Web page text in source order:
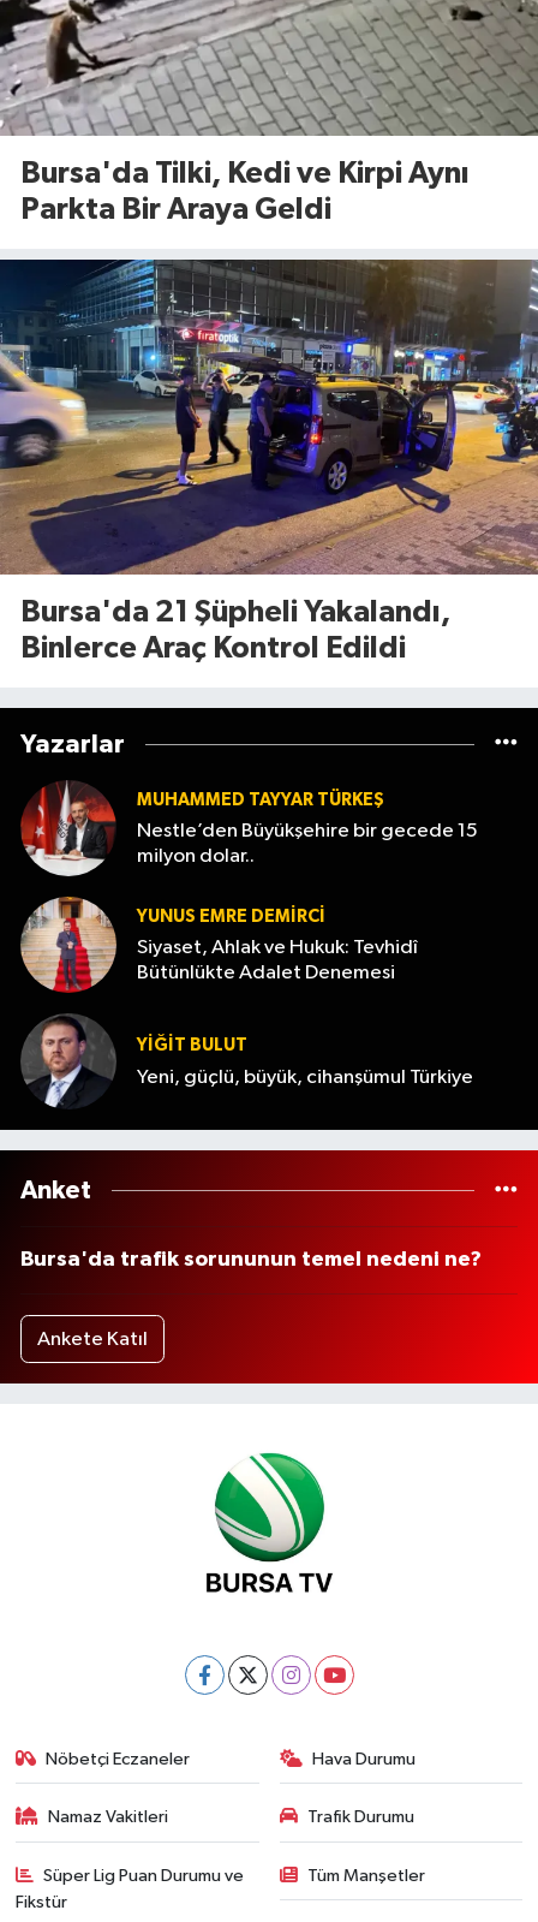
Bursa'da Tilki, Kedi ve Kirpi Aynı
Parkta Bir Araya Geldi
Bursa'da 21 Şüpheli Yakalandı,
Binlerce Araç Kontrol Edildi
Yazarlar
MUHAMMED TAYYAR TÜRKEŞ
Nestle’den Büyükşehire bir gecede 15
milyon dolar..
YUNUS EMRE DEMIRCI
Siyaset, Ahlak ve Hukuk: Tevhidî
Bütünlükte Adalet Denemesi
YİĞİT BULUT
Yeni, güçlü, büyük, cihanşümul Türkiye
Anket
Bursa'da trafik sorununun temel nedeni ne?
Ankete Katıl
Nöbetçi Eczaneler Hava Durumu
Namaz Vakitleri Trafik Durumu
Süper Lig Puan Durumu ve
Fikstür
Tüm Manşetler